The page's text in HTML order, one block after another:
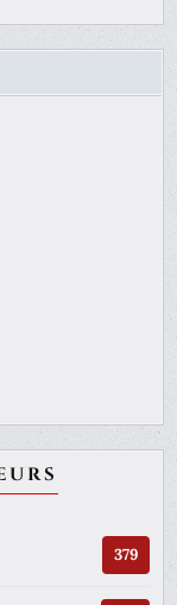
379